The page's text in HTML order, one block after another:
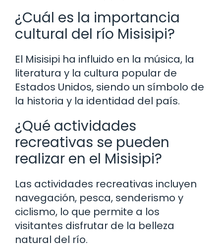
¿Cuál es la importancia
cultural del río Misisipi?
El Misisipi ha influido en la música, la
literatura y la cultura popular de
Estados Unidos, siendo un símbolo de
la historia y la identidad del país.
¿Qué actividades
recreativas se pueden
realizar en el Misisipi?
Las actividades recreativas incluyen
navegación, pesca, senderismo y
ciclismo, lo que permite a los
visitantes disfrutar de la belleza
natural del río.